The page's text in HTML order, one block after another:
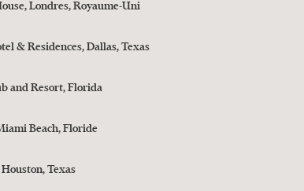
Londres, Royaume-Uni
& Residences, Dallas, Texas
and Resort, Florida
Beach, Floride
Texas